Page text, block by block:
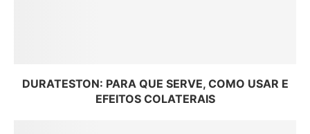
DURATESTON: PARA QUE SERVE, COMO USAR E
EFEITOS COLATERAIS